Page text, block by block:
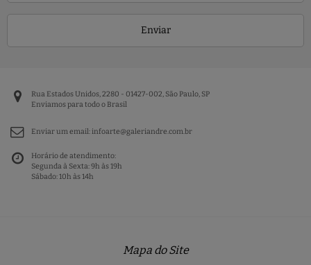
Enviar
Rua Estados Unidos, 2280 - 01427-002, São Paulo, SP
Enviamos para todo o Brasil
Enviar um email:infoarte@galeriandre.com.br
Horário de atendimento:
Segunda à Sexta: 9h às 19h
Sábado: 10h às 14h
Mapa do Site